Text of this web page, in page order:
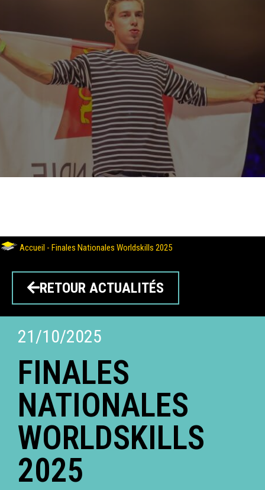
Accueil - Finales Nationales Worldskills 2025
RETOUR ACTUALITÉS
21/10/2025
FINALES
NATIONALES
WORLDSKILLS
2025